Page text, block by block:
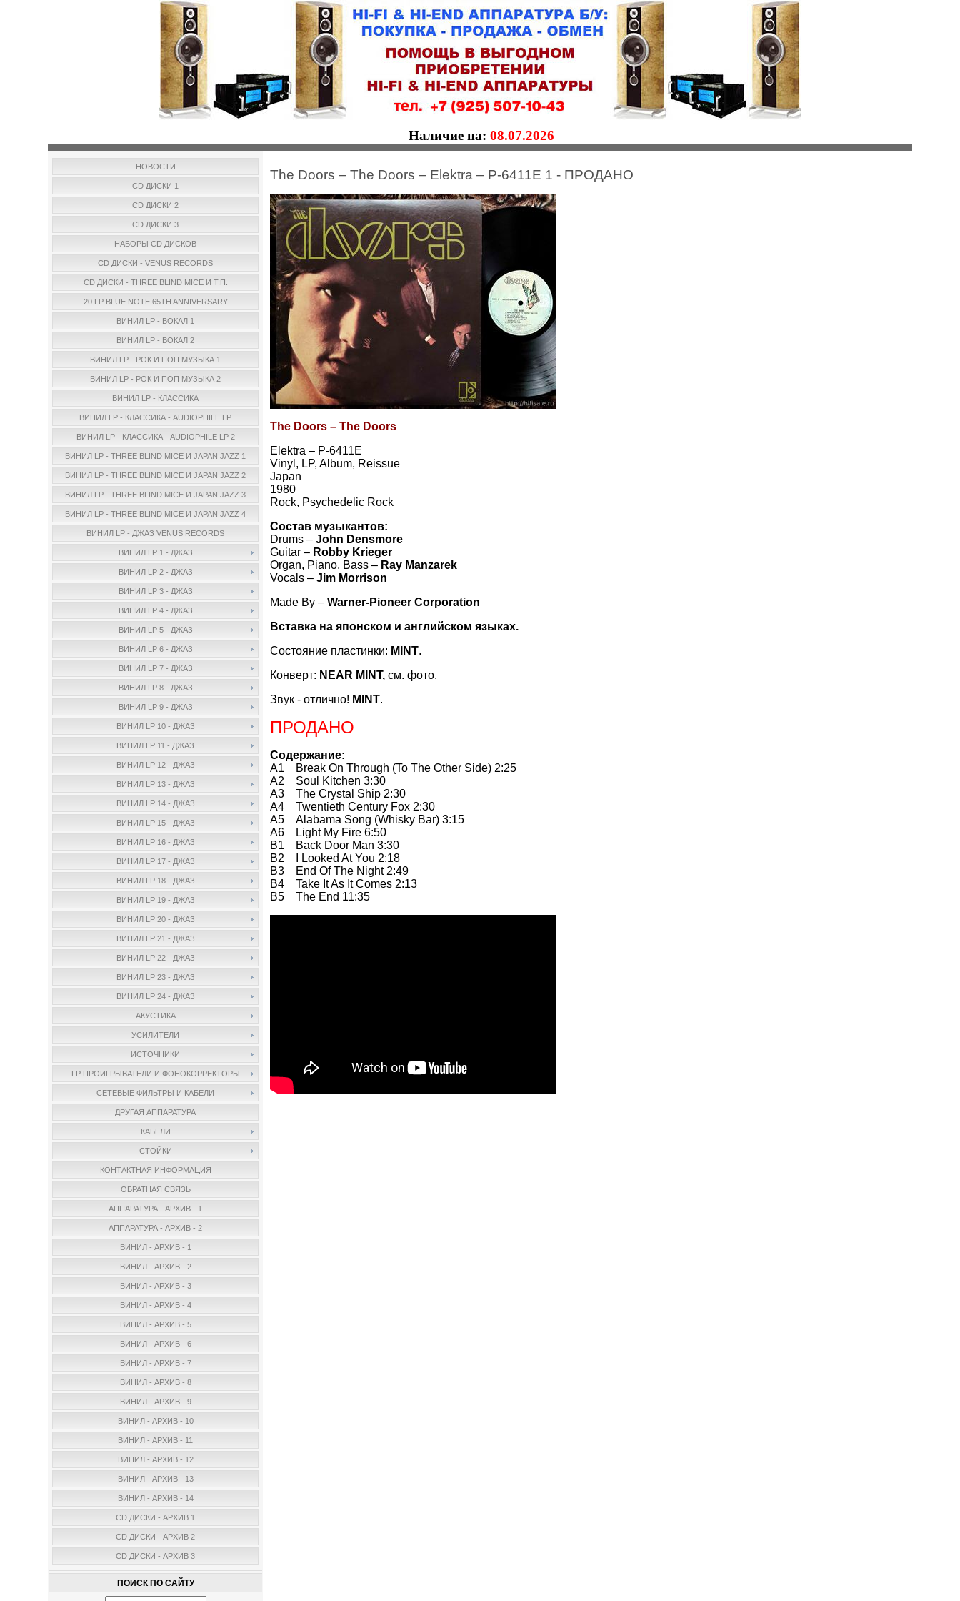
Наличие на: 08.07.2026
НОВОСТИ
CD ДИСКИ 1
CD ДИСКИ 2
CD ДИСКИ 3
НАБОРЫ CD ДИСКОВ
CD ДИСКИ - VENUS RECORDS
CD ДИСКИ - THREE BLIND MICE И Т.П.
20 LP BLUE NOTE 65TH ANNIVERSARY
ВИНИЛ LP - ВОКАЛ 1
ВИНИЛ LP - ВОКАЛ 2
ВИНИЛ LP - РОК И ПОП МУЗЫКА 1
ВИНИЛ LP - РОК И ПОП МУЗЫКА 2
ВИНИЛ LP - КЛАССИКА
ВИНИЛ LP - КЛАССИКА - AUDIOPHILE LP
ВИНИЛ LP - КЛАССИКА - AUDIOPHILE LP 2
ВИНИЛ LP - THREE BLIND MICE И JAPAN JAZZ 1
ВИНИЛ LP - THREE BLIND MICE И JAPAN JAZZ 2
ВИНИЛ LP - THREE BLIND MICE И JAPAN JAZZ 3
ВИНИЛ LP - THREE BLIND MICE И JAPAN JAZZ 4
ВИНИЛ LP - ДЖАЗ VENUS RECORDS
ВИНИЛ LP 1 - ДЖАЗ
ВИНИЛ LP 2 - ДЖАЗ
ВИНИЛ LP 3 - ДЖАЗ
ВИНИЛ LP 4 - ДЖАЗ
ВИНИЛ LP 5 - ДЖАЗ
ВИНИЛ LP 6 - ДЖАЗ
ВИНИЛ LP 7 - ДЖАЗ
ВИНИЛ LP 8 - ДЖАЗ
ВИНИЛ LP 9 - ДЖАЗ
ВИНИЛ LP 10 - ДЖАЗ
ВИНИЛ LP 11 - ДЖАЗ
ВИНИЛ LP 12 - ДЖАЗ
ВИНИЛ LP 13 - ДЖАЗ
ВИНИЛ LP 14 - ДЖАЗ
ВИНИЛ LP 15 - ДЖАЗ
ВИНИЛ LP 16 - ДЖАЗ
ВИНИЛ LP 17 - ДЖАЗ
ВИНИЛ LP 18 - ДЖАЗ
ВИНИЛ LP 19 - ДЖАЗ
ВИНИЛ LP 20 - ДЖАЗ
ВИНИЛ LP 21 - ДЖАЗ
ВИНИЛ LP 22 - ДЖАЗ
ВИНИЛ LP 23 - ДЖАЗ
ВИНИЛ LP 24 - ДЖАЗ
АКУСТИКА
УСИЛИТЕЛИ
ИСТОЧНИКИ
LP ПРОИГРЫВАТЕЛИ И ФОНОКОРРЕКТОРЫ
СЕТЕВЫЕ ФИЛЬТРЫ И КАБЕЛИ
ДРУГАЯ АППАРАТУРА
КАБЕЛИ
СТОЙКИ
КОНТАКТНАЯ ИНФОРМАЦИЯ
ОБРАТНАЯ СВЯЗЬ
АППАРАТУРА - АРХИВ - 1
АППАРАТУРА - АРХИВ - 2
ВИНИЛ - АРХИВ - 1
ВИНИЛ - АРХИВ - 2
ВИНИЛ - АРХИВ - 3
ВИНИЛ - АРХИВ - 4
ВИНИЛ - АРХИВ - 5
ВИНИЛ - АРХИВ - 6
ВИНИЛ - АРХИВ - 7
ВИНИЛ - АРХИВ - 8
ВИНИЛ - АРХИВ - 9
ВИНИЛ - АРХИВ - 10
ВИНИЛ - АРХИВ - 11
ВИНИЛ - АРХИВ - 12
ВИНИЛ - АРХИВ - 13
ВИНИЛ - АРХИВ - 14
CD ДИСКИ - АРХИВ 1
CD ДИСКИ - АРХИВ 2
CD ДИСКИ - АРХИВ 3
ПОИСК ПО САЙТУ
The Doors – The Doors – Elektra – P-6411E 1 - ПРОДАНО
The Doors – The Doors
Elektra – P-6411E
Vinyl, LP, Album, Reissue
Japan
1980
Rock, Psychedelic Rock
Состав музыкантов:
Drums –John Densmore
Guitar – Robby Krieger
Organ, Piano, Bass – Ray Manzarek
Vocals –Jim Morrison
Made By –Warner-Pioneer Corporation
Вставка на японском и английском языках.
Состояние пластинки: MINT.
Конверт: NEAR MINT, см. фото.
Звук - отлично! MINT.
ПРОДАНО
Содержание:
A1 Break On Through (To The Other Side) 2:25
A2 Soul Kitchen 3:30
A3 The Crystal Ship 2:30
A4 Twentieth Century Fox 2:30
A5 Alabama Song (Whisky Bar) 3:15
A6 Light My Fire 6:50
B1 Back Door Man 3:30
B2 I Looked At You 2:18
B3 End Of The Night 2:49
B4 Take It As It Comes 2:13
B5 The End 11:35